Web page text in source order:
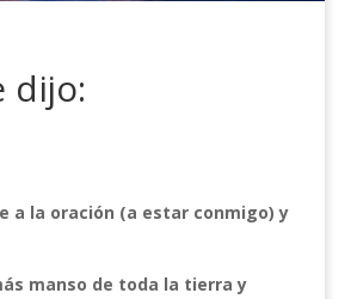
dijo:
a la oración (a estar conmigo) y
manso de toda la tierra y